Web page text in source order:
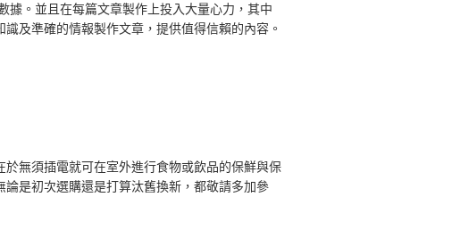
。並且在每篇文章製作上投入大量心力，其中
及準確的情報製作文章，提供值得信賴的內容。
無須插電就可在室外進行食物或飲品的保鮮與保
是初次選購還是打算汰舊換新，都敬請多加參